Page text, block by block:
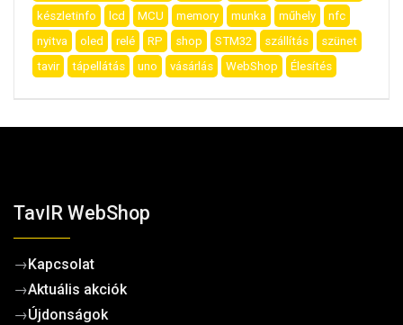
készletinfo
lcd MCU memory munka műhely
nfc
nyitva
oled relé RP shop STM32 szállítás
szünet
tavir
tápellátás uno vásárlás WebShop Élesítés
TavIR WebShop
→Kapcsolat
→Aktuális akciók
→Újdonságok